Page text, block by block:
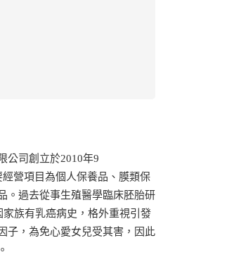
公司創立於2010年9
經營項目為個人保養品、膜類保
。過去從事生殖醫學臨床胚胎研
家族有乳癌病史，格外重視引發
子，為免心愛女兒受其害，因此